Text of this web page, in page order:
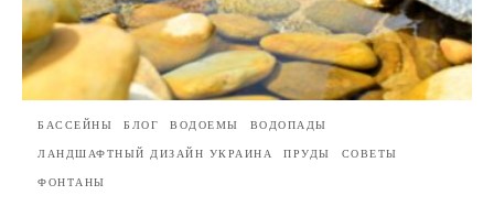
БАССЕЙНЫ БЛОГ ВОДОЕМЫ ВОДОПАДЫ
ЛАНДШАФТНЫЙ ДИЗАЙН УКРАИНА ПРУДЫ СОВЕТЫ
ФОНТАНЫ